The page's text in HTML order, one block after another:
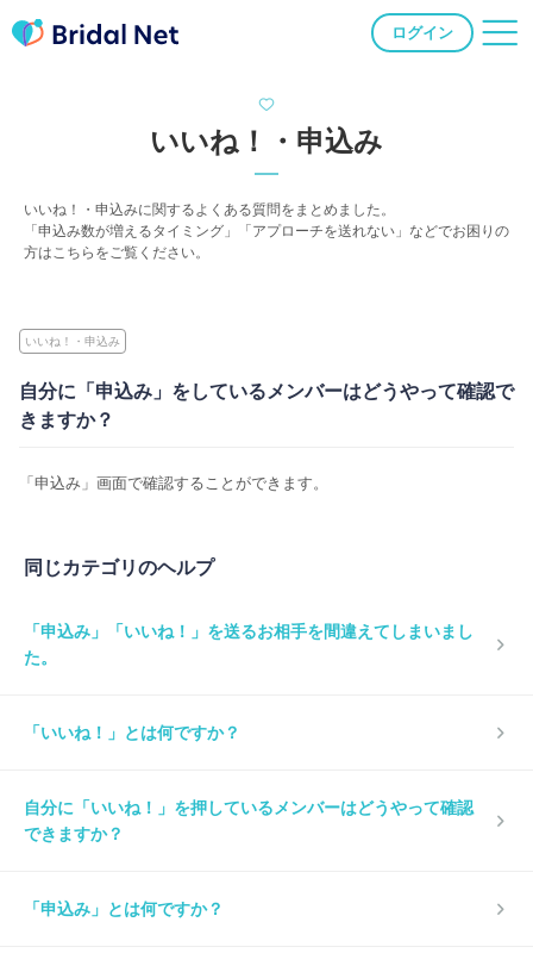
ログイン
いいね！・申込み
いいね！・申込みに関するよくある質問をまとめました。
「申込み数が増えるタイミング」「アプローチを送れない」などでお困りの
方はこちらをご覧ください。
いいね！・申込み
自分に「申込み」をしているメンバーはどうやって確認で
きますか？
「申込み」画面で確認することができます。
同じカテゴリのヘルプ
「申込み」「いいね！」を送るお相手を間違えてしまいまし
た。
「いいね！」とは何ですか？
自分に「いいね！」を押しているメンバーはどうやって確認
できますか？
「申込み」とは何ですか？